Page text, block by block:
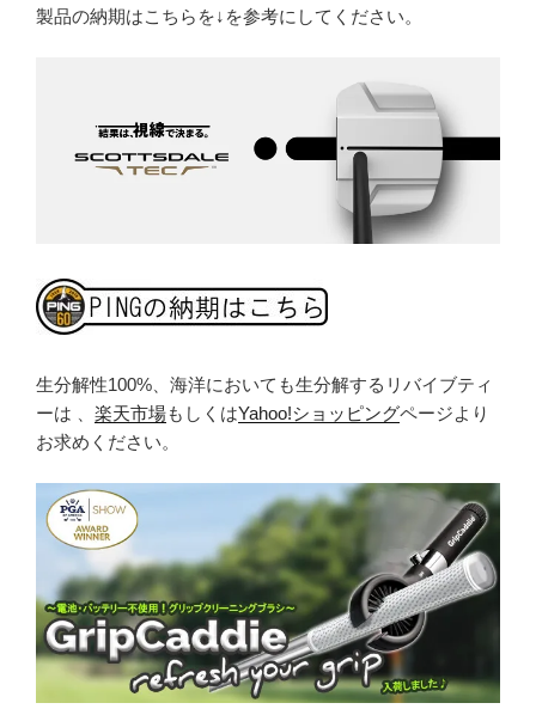
製品の納期はこちらを↓を参考にしてください。
生分解性100%、海洋においても生分解するリバイブティ
ーは 、 楽天市場もしくはYahoo!ショッピングページより
お求めください。